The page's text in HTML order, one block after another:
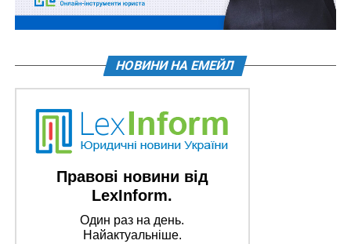
НАСТУПНА
Вартість однієї експертогодини у 2021 р.
НЕ ПРОПУСТІТЬ
Колекторам заборонять погрожувати
боржникам
НОВИНИ НА ЕМЕЙЛ
Правові новини від
LexInform.
Один раз на день.
Найактуальніше.